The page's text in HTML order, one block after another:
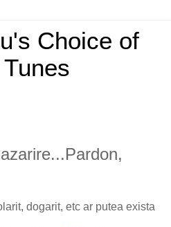
Choice of
dogarit, etc ar putea exista